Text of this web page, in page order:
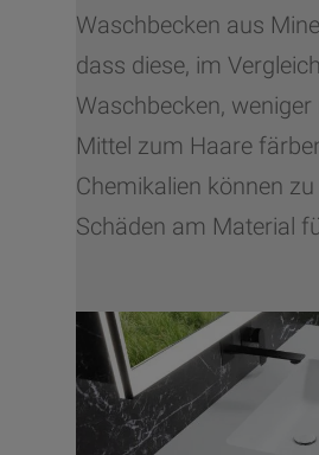
Waschbecken aus
dass diese, im
Waschbecken,
Mittel zum Haare
Chemikalien können
Schäden am Material